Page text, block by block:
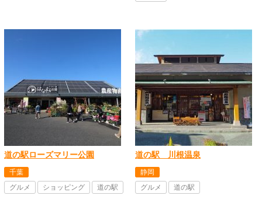
道の駅ローズマリー公園
千葉
グルメ
ショッピング 道の駅
道の駅 川根温泉
静岡
グルメ
道の駅